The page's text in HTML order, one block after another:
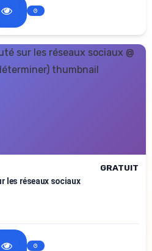
GRATUIT
les réseaux sociaux